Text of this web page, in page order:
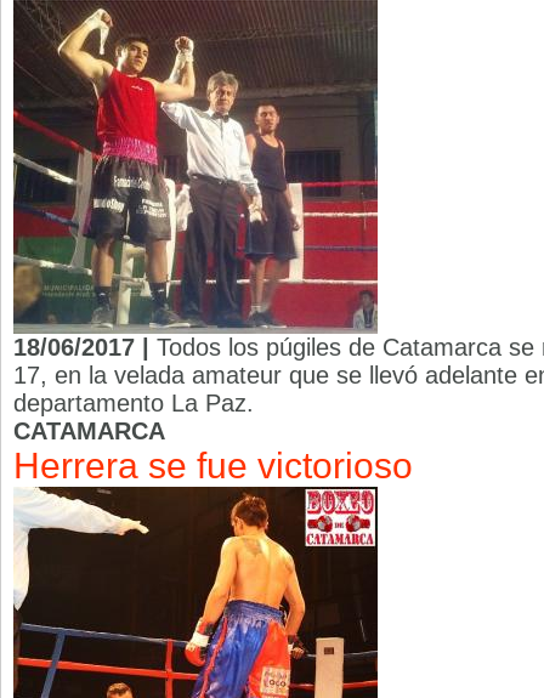
18/06/2017 | Todos los púgiles de Catamarca
17, en la velada amateur que se llevó adelante
departamento La Paz.
CATAMARCA
Herrera se fue victorioso